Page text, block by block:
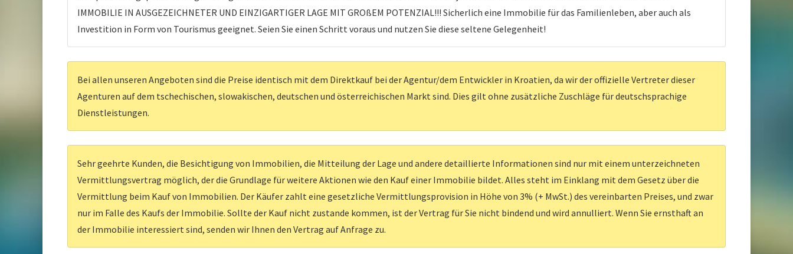
IMMOBILIE IN AUSGEZEICHNETER UND EINZIGARTIGER LAGE MIT GROßEM POTENZIAL!!! Sicherlich eine Immobilie für das Familienleben, aber auch als
Investition in Form von Tourismus geeignet. Seien Sie einen Schritt voraus und nutzen Sie diese seltene Gelegenheit!
Bei allen unseren Angeboten sind die Preise identisch mit dem Direktkauf bei der Agentur/dem Entwickler in Kroatien, da wir der offizielle Vertreter dieser
Agenturen auf dem tschechischen, slowakischen, deutschen und österreichischen Markt sind. Dies gilt ohne zusätzliche Zuschläge für deutschsprachige
Dienstleistungen.
Sehr geehrte Kunden, die Besichtigung von Immobilien, die Mitteilung der Lage und andere detaillierte Informationen sind nur mit einem unterzeichneten
Vermittlungsvertrag möglich, der die Grundlage für weitere Aktionen wie den Kauf einer Immobilie bildet. Alles steht im Einklang mit dem Gesetz über die
Vermittlung beim Kauf von Immobilien. Der Käufer zahlt eine gesetzliche Vermittlungsprovision in Höhe von 3% (+ MwSt.) des vereinbarten Preises, und zwar
nur im Falle des Kaufs der Immobilie. Sollte der Kauf nicht zustande kommen, ist der Vertrag für Sie nicht bindend und wird annulliert. Wenn Sie ernsthaft an
der Immobilie interessiert sind, senden wir Ihnen den Vertrag auf Anfrage zu.